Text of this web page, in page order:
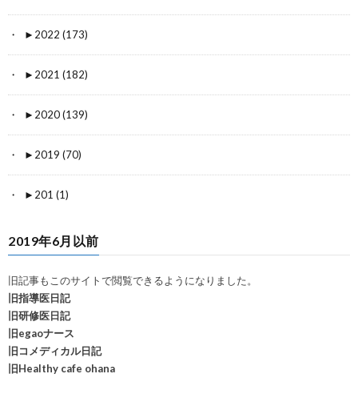
► 2022 (173)
► 2021 (182)
► 2020 (139)
► 2019 (70)
► 201 (1)
2019年6月以前
旧記事もこのサイトで閲覧できるようになりました。
旧指導医日記
旧研修医日記
旧egaoナース
旧コメディカル日記
旧Healthy cafe ohana